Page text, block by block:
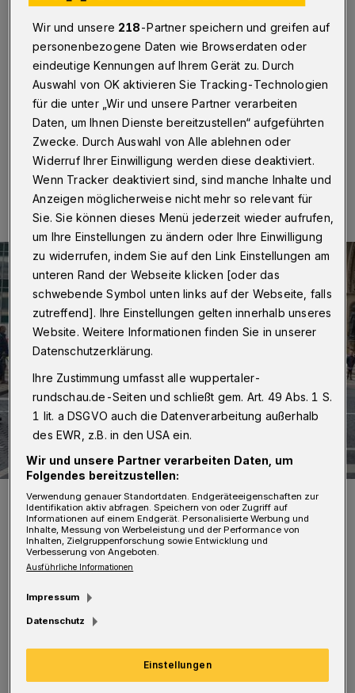
Wuppertal·Nach Polizeiangaben rund 800 Menschen
haben am Samstag (27. April 2024) in der Elberfelder
Innenstadt an einer Demonstration des Bündnisses
„Wuppertal stellt sich quer!“ teilgenommen. Der
Veranstalter geht von 1.400 Bürgerinnen und Bürgern
aus.
Eine Minute Lesezeit
Die Teilnehmerinnen und Teilnehmer am Neumarkt.
Foto: Christoph Petersen
Sie stand unter dem Motto „Hand in Hand für
Hass und Hetze“. Nach der
Auftaktkundgebung auf dem Laurentiusplatz
Wir und unsere 218-Partner speichern und greifen auf
personenbezogene Daten wie Browserdaten oder
eindeutige Kennungen auf Ihrem Gerät zu. Durch
Auswahl von OK aktivieren Sie Tracking-Technologien
für die unter „Wir und unsere Partner verarbeiten
Daten, um Ihnen Dienste bereitzustellen“ aufgeführten
Zwecke. Durch Auswahl von Alle ablehnen oder
Widerruf Ihrer Einwilligung werden diese deaktiviert.
Wenn Tracker deaktiviert sind, sind manche Inhalte und
Anzeigen möglicherweise nicht mehr so relevant für
Sie. Sie können dieses Menü jederzeit wieder aufrufen,
um Ihre Einstellungen zu ändern oder Ihre Einwilligung
zu widerrufen, indem Sie auf den Link Einstellungen am
unteren Rand der Webseite klicken [oder das
schwebende Symbol unten links auf der Webseite, falls
zutreffend]. Ihre Einstellungen gelten innerhalb unseres
Website. Weitere Informationen finden Sie in unserer
Datenschutzerklärung.
Ihre Zustimmung umfasst alle wuppertaler-
rundschau.de-Seiten und schließt gem. Art. 49 Abs. 1 S.
1 lit. a DSGVO auch die Datenverarbeitung außerhalb
des EWR, z.B. in den USA ein.
Wir und unsere Partner verarbeiten Daten, um
Folgendes bereitzustellen:
Verwendung genauer Standortdaten. Endgeräteeigenschaften zur
Identifikation aktiv abfragen. Speichern von oder Zugriff auf
Informationen auf einem Endgerät. Personalisierte Werbung und
Inhalte, Messung von Werbeleistung und der Performance von
Inhalten, Zielgruppenforschung sowie Entwicklung und
Verbesserung von Angeboten.
Ausführliche Informationen
Impressum
Datenschutz
Einstellungen